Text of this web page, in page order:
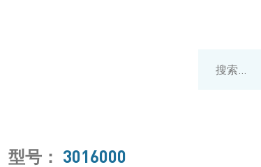
型号： 3016000